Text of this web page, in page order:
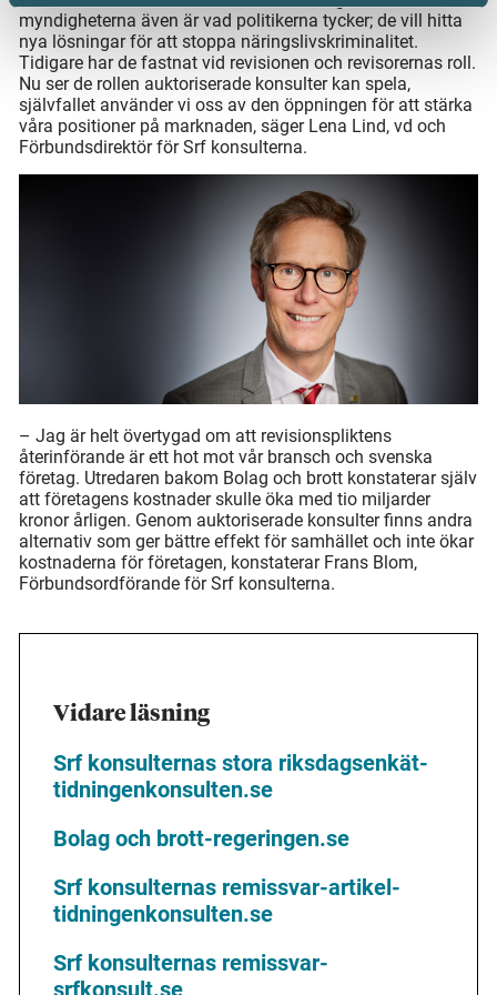
myndigheterna även är vad politikerna tycker; de vill hitta
nya lösningar för att stoppa näringslivskriminalitet.
Tidigare har de fastnat vid revisionen och revisorernas roll.
Nu ser de rollen auktoriserade konsulter kan spela,
självfallet använder vi oss av den öppningen för att stärka
våra positioner på marknaden, säger Lena Lind, vd och
Förbundsdirektör för Srf konsulterna.
– Jag är helt övertygad om att revisionspliktens
återinförande är ett hot mot vår bransch och svenska
företag. Utredaren bakom Bolag och brott konstaterar själv
att företagens kostnader skulle öka med tio miljarder
kronor årligen. Genom auktoriserade konsulter finns andra
alternativ som ger bättre effekt för samhället och inte ökar
kostnaderna för företagen, konstaterar Frans Blom,
Förbundsordförande för Srf konsulterna.
Vidare läsning
Srf konsulternas stora riksdagsenkät-
tidningenkonsulten.se
Bolag och brott-regeringen.se
Srf konsulternas remissvar-artikel-
tidningenkonsulten.se
Srf konsulternas remissvar-
srfkonsult.se